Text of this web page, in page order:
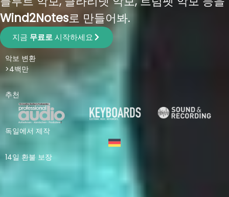
Wind2Notes로 만들어봐.
지금 무료로시작하세요
악보 변환
>4백만
추천
독일에서 제작
14일 환불 보장